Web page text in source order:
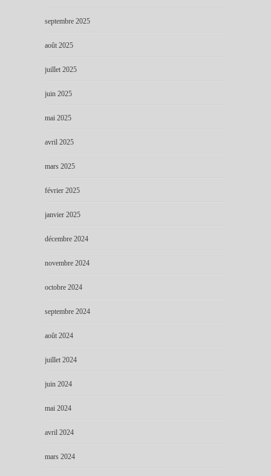
septembre 2025
août 2025
juillet 2025
juin 2025
mai 2025
avril 2025
mars 2025
février 2025
janvier 2025
décembre 2024
novembre 2024
octobre 2024
septembre 2024
août 2024
juillet 2024
juin 2024
mai 2024
avril 2024
mars 2024